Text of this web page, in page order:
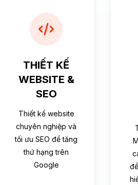
THIẾT KẾ
WEBSITE &
SEO
Thiết kế website
chuyên nghiệp và
tối ưu SEO để tăng
thứ hạng trên
Google